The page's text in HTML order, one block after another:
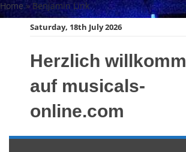
Skip
to
Home» Benjamin Link
Saturday, 18th July 2026
Herzlich
auf musicals-
online.com